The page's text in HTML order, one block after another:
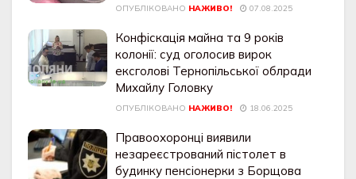
ОПУБЛІКОВАНО НАЖИВО! 07.08.2025
Конфіскація майна та 9 років
колонії: суд оголосив вирок
ексголові Тернопільської облради
Михайлу Головку
ОПУБЛІКОВАНО НАЖИВО! 18.06.2025
Правоохоронці виявили
незареєстрований пістолет в
будинку пенсіонерки з Борщова